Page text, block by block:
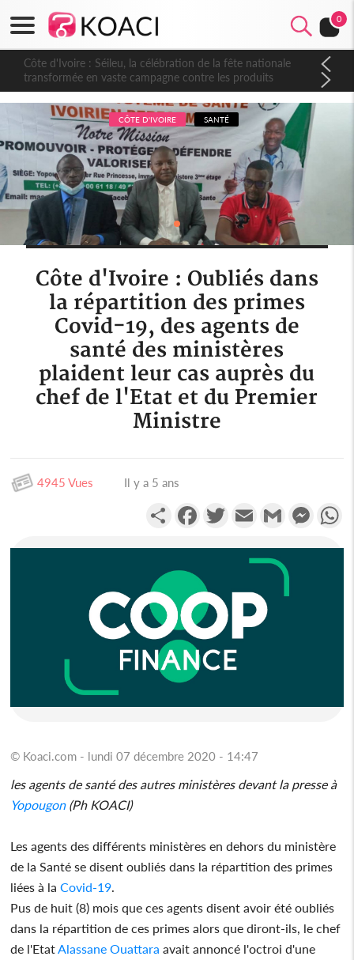
0
Côte d'Ivoire : Séileu, la célébration de la fête nationale
transformée en vaste campagne contre les produits
dépigmentants dangereux
CÔTE D'IVOIRE SANTÉ
Côte d'Ivoire : Oubliés dans
la répartition des primes
Covid-19, des agents de
santé des ministères
plaident leur cas auprès du
chef de l'Etat et du Premier
Ministre
4945 Vues Il y a 5 ans
PartagerFacebookTwitterEmail Gmail
© Koaci.com - lundi 07 décembre 2020 - 14:47
les agents de santé des autres ministères devant la presse à
Yopougon(Ph KOACI)
Les agents des différents ministères en dehors du ministère
de la Santé se disent oubliés dans la répartition des primes
liées à laCovid-19
Pus de huit (8) mois que ces agents disent avoir été oubliés
dans la répartition de ces primes alors que diront-ils, le chef
de l'Etat Alassane Ouattara avait annoncé l'octroi d'une